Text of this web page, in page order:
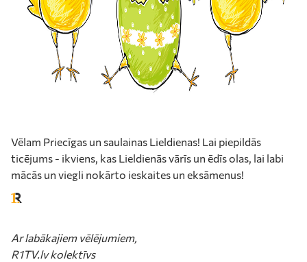
Vēlam Priecīgas un saulainas Lieldienas! Lai piepildās
ticējums - ikviens, kas Lieldienās vārīs un ēdīs olas, lai labi
mācās un viegli nokārto ieskaites un eksāmenus!
Ar labākajiem vēlējumiem,
R1TV.lv kolektīvs